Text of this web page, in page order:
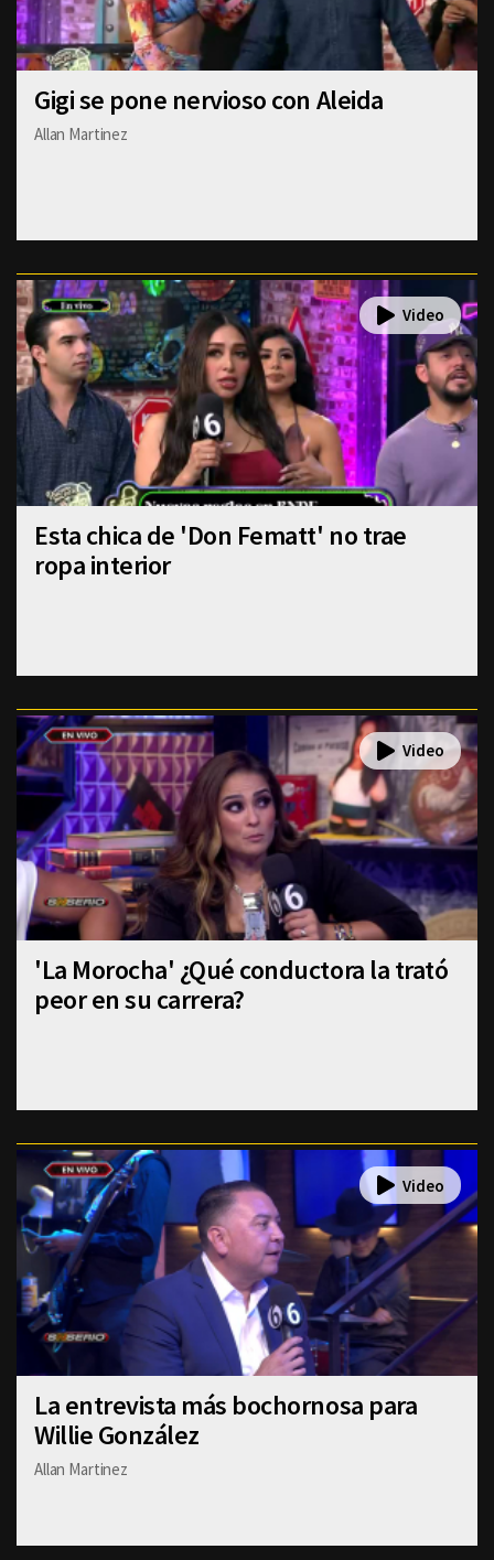
Gigi se pone nervioso con Aleida
Allan Martinez
Esta chica de 'Don Fematt' no trae
ropa interior
'La Morocha' ¿Qué conductora la trató
peor en su carrera?
La entrevista más bochornosa para
Willie González
Allan Martinez